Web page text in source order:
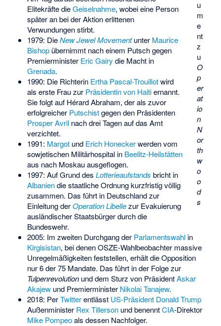
u
m
e
nt
z
u
O
p
er
at
io
n
N
or
th
w
o
o
d
s
Elitekräfte dieGeiselnahme, wobei eine Person
später an bei der Aktion erlittenen
Verwundungen stirbt.
1979: DieNew Jewel Movementunter Maurice
Bishopübernimmt nach einem Putsch gegen
Premierminister Eric Gairy die Macht in
Grenada.
1990: Die Richterin Ertha Pascal-Trouillotwird
als erste Frau zur Präsidentin von Haitiernannt.
Sie folgt auf Hérard Abraham, der als zuvor
erfolgreicher Putschistgegen den Präsidenten
Prosper Avrilnach drei Tagen auf das Amt
verzichtet.
1991: Margotund Erich Honeckerwerden vom
sowjetischen Militärhospital in Beelitz-Heilstätten
aus nach Moskau ausgeflogen.
1997: Auf Grund des Lotterieaufstands bricht in
Albaniendie staatliche Ordnung kurzfristig völlig
zusammen. Das führt in Deutschland zur
Einleitung derOperation Libellezur Evakuierung
ausländischer Staatsbürger durch die
Bundeswehr.
2005: Im zweiten Durchgang der Parlamentswahlin
Kirgisistan, bei denen OSZE-Wahlbeobachter massive
Unregelmäßigkeiten feststellen, erhält die Opposition
nur 6 der 75 Mandate. Das führt in der Folge zur
Tulpenrevolutionund dem Sturz von PräsidentAskar
Akajewund Premierminister Nikolai Tanajew.
2018: PerTwitterentlässt US-Präsident Donald Trump
Außenminister Rex Tillersonund benenntCIA-Direktor
Mike Pompeoals dessen Nachfolger.